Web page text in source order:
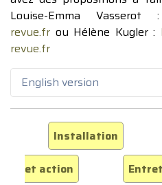
Louise-Emma Vasserot
revue.fr ou Hélène Kugler :
revue.fr
English version
Installation
et action